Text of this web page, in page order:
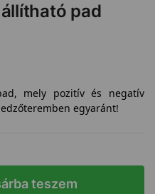
pad
mely pozitív és negatív
egyaránt!
teszem